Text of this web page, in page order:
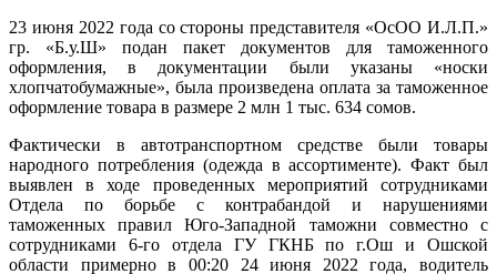
23 июня 2022 года со стороны представителя «ОсОО И.Л.П.»
гр. «Б.у.Ш» подан пакет документов для таможенного
оформления, в документации были указаны «носки
хлопчатобумажные», была произведена оплата за таможенное
оформление товара в размере 2 млн 1 тыс. 634 сомов.
Фактически в автотранспортном средстве были товары
народного потребления (одежда в ассортименте). Факт был
выявлен в ходе проведенных мероприятий сотрудниками
Отдела по борьбе с контрабандой и нарушениями
таможенных правил Юго-Западной таможни совместно с
сотрудниками 6-го отдела ГУ ГКНБ по г.Ош и Ошской
области примерно в 00:20 24 июня 2022 года, водитель